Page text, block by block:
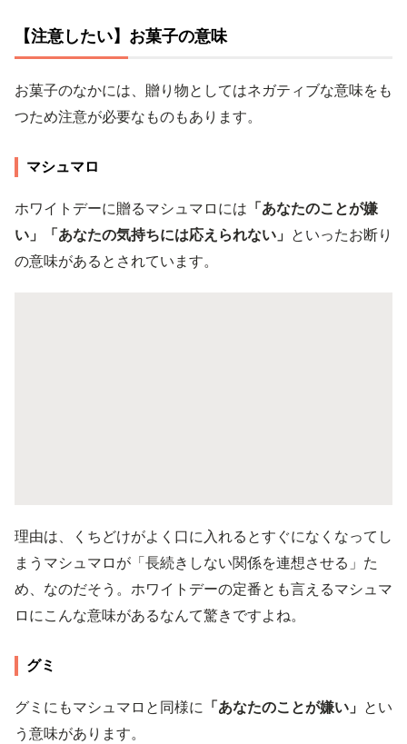
【注意したい】お菓子の意味
お菓子のなかには、贈り物としてはネガティブな意味をも
つため注意が必要なものもあります。
マシュマロ
ホワイトデーに贈るマシュマロには 「あなたのことが嫌
い」「あなたの気持ちには応えられない」 といったお断り
の意味があるとされています。
理由は、くちどけがよく口に入れるとすぐになくなってし
まうマシュマロが「長続きしない関係を連想させる」た
め、なのだそう。ホワイトデーの定番とも言えるマシュマ
ロにこんな意味があるなんて驚きですよね。
グミ
グミにもマシュマロと同様に 「あなたのことが嫌い」 とい
う意味があります。